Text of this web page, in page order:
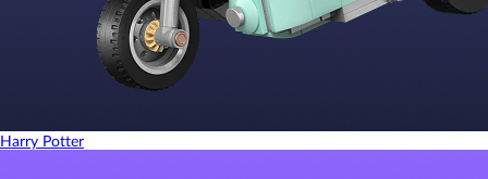
Harry Potter